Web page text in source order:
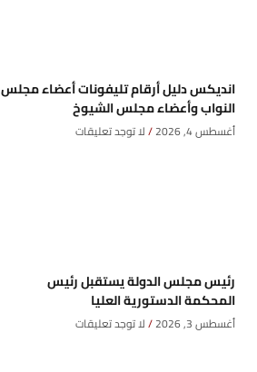
انديكس دليل أرقام تليفونات أعضاء مجلس
النواب وأعضاء مجلس الشيوخ
أغسطس 4, 2026 لا توجد تعليقات
رئيس مجلس الدولة يستقبل رئيس
المحكمة الدستورية العليا
أغسطس 3, 2026 لا توجد تعليقات